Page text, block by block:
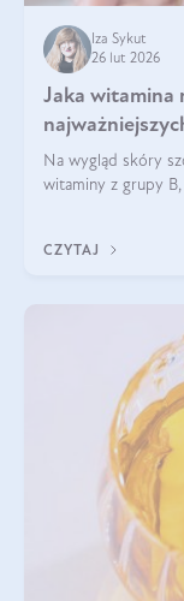
Iza Sykut
26 lut 2026
Jaka witamina
Na wygląd skóry
witaminy z grupy
CZYTAJ